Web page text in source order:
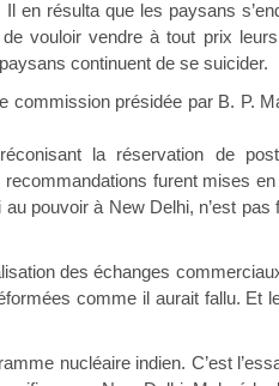
en résulta que les paysans
vouloir vendre à tout prix
continuent de se suicider.
présidée par B. P.
la réservation de
furent mises en
pouvoir à New Delhi, n’est pas
des échanges
comme il aurait fallu. Et
nucléaire indien. C’est